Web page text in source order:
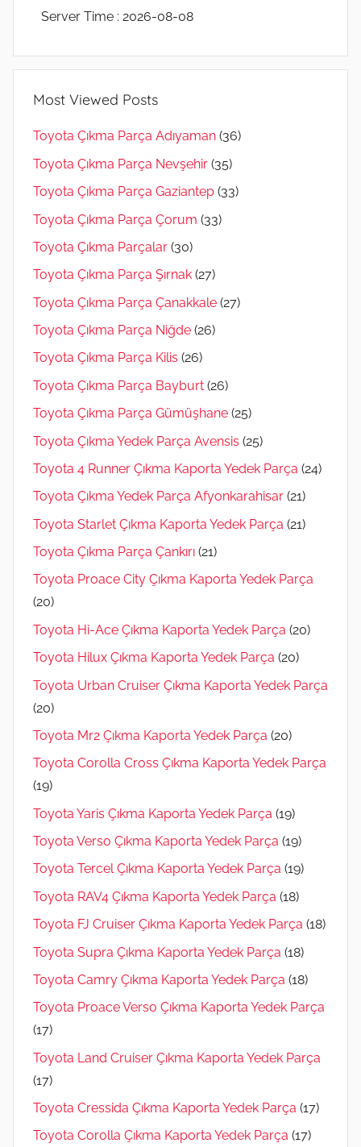
Server Time : 2026-08-08
Most Viewed Posts
Toyota Çıkma Parça Adıyaman (36)
Toyota Çıkma Parça Nevşehir (35)
Toyota Çıkma Parça Gaziantep (33)
Toyota Çıkma Parça Çorum (33)
Toyota Çıkma Parçalar (30)
Toyota Çıkma Parça Şırnak (27)
Toyota Çıkma Parça Çanakkale (27)
Toyota Çıkma Parça Niğde (26)
Toyota Çıkma Parça Kilis (26)
Toyota Çıkma Parça Bayburt (26)
Toyota Çıkma Parça Gümüşhane (25)
Toyota Çıkma Yedek Parça Avensis (25)
Toyota 4 Runner Çıkma Kaporta Yedek Parça (24)
Toyota Çıkma Yedek Parça Afyonkarahisar (21)
Toyota Starlet Çıkma Kaporta Yedek Parça (21)
Toyota Çıkma Parça Çankırı (21)
Toyota Proace City Çıkma Kaporta Yedek Parça
(20)
Toyota Hi-Ace Çıkma Kaporta Yedek Parça (20)
Toyota Hilux Çıkma Kaporta Yedek Parça (20)
Toyota Urban Cruiser Çıkma Kaporta Yedek Parça
(20)
Toyota Mr2 Çıkma Kaporta Yedek Parça (20)
Toyota Corolla Cross Çıkma Kaporta Yedek Parça
(19)
Toyota Yaris Çıkma Kaporta Yedek Parça (19)
Toyota Verso Çıkma Kaporta Yedek Parça (19)
Toyota Tercel Çıkma Kaporta Yedek Parça (19)
Toyota RAV4 Çıkma Kaporta Yedek Parça (18)
Toyota FJ Cruiser Çıkma Kaporta Yedek Parça (18)
Toyota Supra Çıkma Kaporta Yedek Parça (18)
Toyota Camry Çıkma Kaporta Yedek Parça (18)
Toyota Proace Verso Çıkma Kaporta Yedek Parça
(17)
Toyota Land Cruiser Çıkma Kaporta Yedek Parça
(17)
Toyota Cressida Çıkma Kaporta Yedek Parça (17)
Toyota Corolla Çıkma Kaporta Yedek Parça (17)